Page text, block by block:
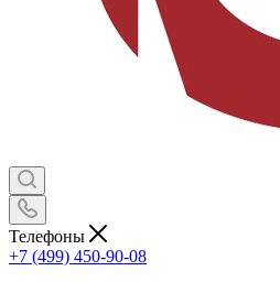
Телефоны
+7 (499) 450-90-08